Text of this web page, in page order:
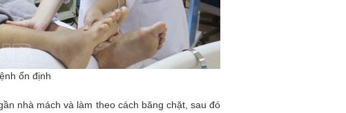
ổn định
nhà mách và làm theo cách băng chặt, sau đó